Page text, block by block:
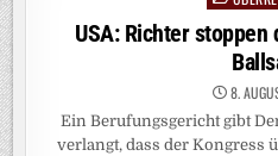
in
USA: Richter stoppen
8.
Ein Berufungsgericht gibt
verlangt, dass der Kongress